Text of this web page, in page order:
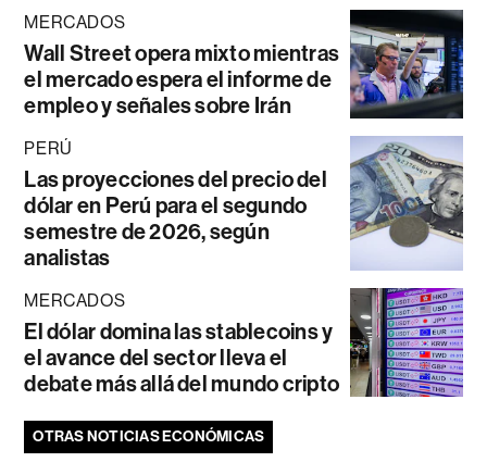
MERCADOS
Wall Street opera mixto mientras
el mercado espera el informe de
empleo y señales sobre Irán
PERÚ
Las proyecciones del precio del
dólar en Perú para el segundo
semestre de 2026, según
analistas
MERCADOS
El dólar domina las stablecoins y
el avance del sector lleva el
debate más allá del mundo cripto
OTRAS NOTICIAS ECONÓMICAS